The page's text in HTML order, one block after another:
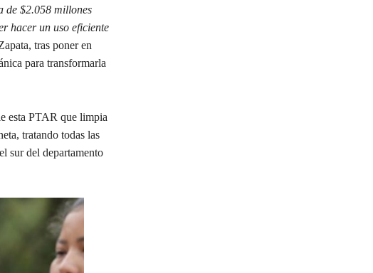
de $2.058 millones
hacer un uso eficiente
tras poner en
para transformarla
esta PTAR que limpia
tratando todas las
sur del departamento